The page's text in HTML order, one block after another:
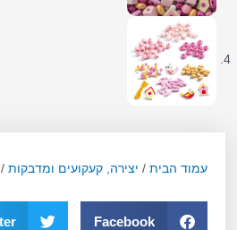
עמוד הבית / יצירה, קעקועים ומדבקות
Facebook